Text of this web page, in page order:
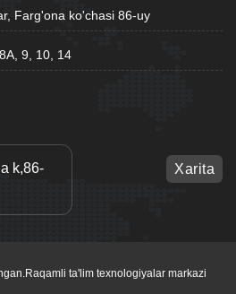
Farg'ona ko'chasi 86-uy
9, 10, 14
k,86-
Xarita
ta'lim texnologiyalar markazi